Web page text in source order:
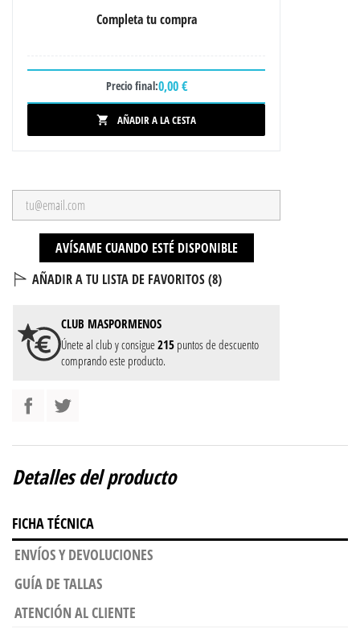
Completa tu compra
Precio final:0,00 €
 AÑADIR A LA CESTA
AVÍSAME CUANDO ESTÉ DISPONIBLE
AÑADIR A TU LISTA DE FAVORITOS (8)
CLUB MASPORMENOS
Únete al club y consigue215 puntos de descuento
comprando este producto.
Detalles del producto
FICHA TÉCNICA
ENVÍOS Y DEVOLUCIONES
GUÍA DE TALLAS
ATENCIÓN AL CLIENTE